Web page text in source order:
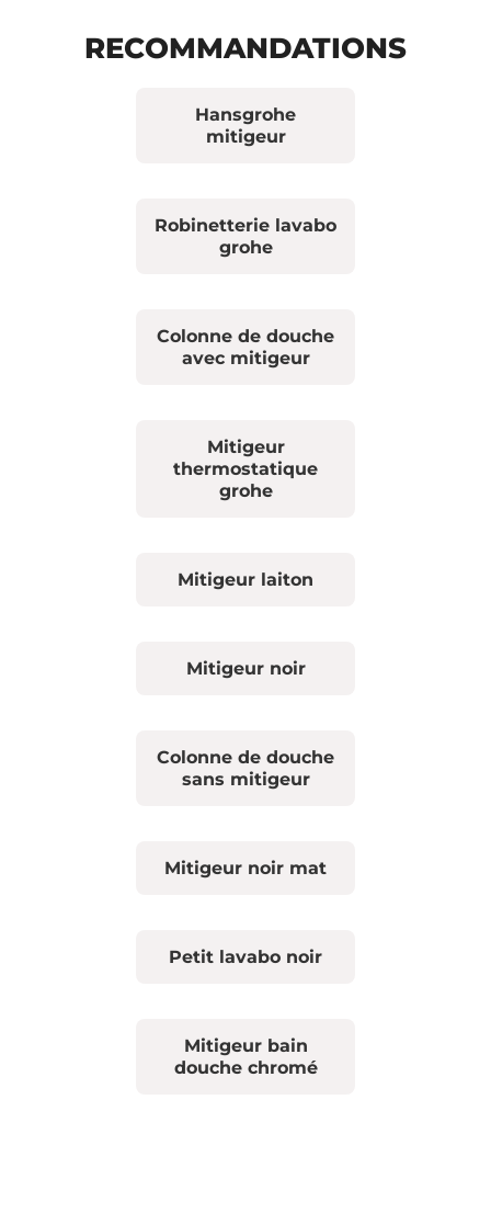
RECOMMANDATIONS
Hansgrohe
mitigeur
Robinetterie lavabo
grohe
Colonne de douche
avec mitigeur
Mitigeur
thermostatique
grohe
Mitigeur laiton
Mitigeur noir
Colonne de douche
sans mitigeur
Mitigeur noir mat
Petit lavabo noir
Mitigeur bain
douche chromé